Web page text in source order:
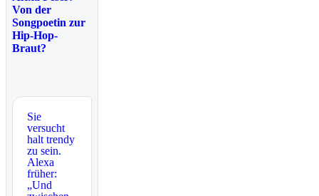
Von der
Songpoetin zur
Hip-Hop-
Braut?
Sie
versucht
halt trendy
zu sein.
Alexa
früher:
„Und